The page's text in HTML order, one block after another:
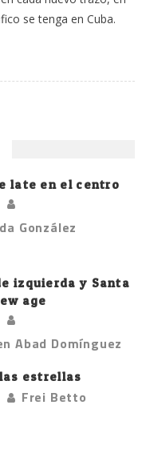
se tenga en Cuba.
late en el centro
González
izquierda y Santa
age
Abad Domínguez
estrellas
Frei Betto